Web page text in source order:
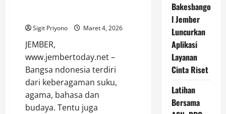
Sigit Priyono Maret 4, 2026
JEMBER,
www.jembertoday.net –
Bangsa ndonesia terdiri
dari keberagaman suku,
agama, bahasa dan
budaya. Tentu juga
Bakesbango
l Jember
Luncurkan
Aplikasi
Layanan
Cinta Riset
Latihan
Bersama